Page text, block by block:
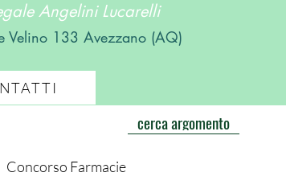
Angelini Lucarelli
Velino 133 Avezzano (AQ)
cerca argomento
Concorso Farmacie